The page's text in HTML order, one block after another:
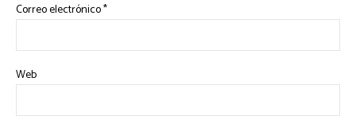
Correo electrónico*
Web